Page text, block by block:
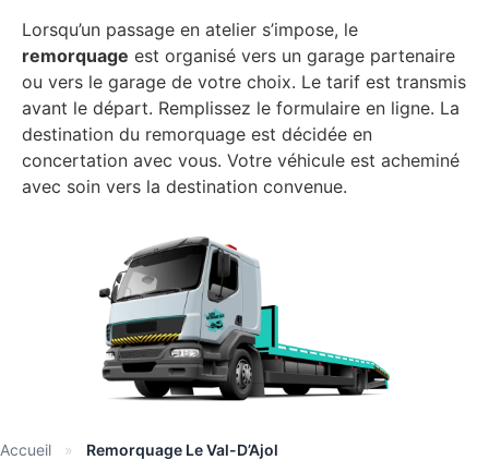
Lorsqu’un passage en atelier s’impose, le
remorquage est organisé vers un garage partenaire
ou vers le garage de votre choix. Le tarif est transmis
avant le départ. Remplissez le formulaire en ligne. La
destination du remorquage est décidée en
concertation avec vous. Votre véhicule est acheminé
avec soin vers la destination convenue.
Accueil » Remorquage Le Val-D’Ajol